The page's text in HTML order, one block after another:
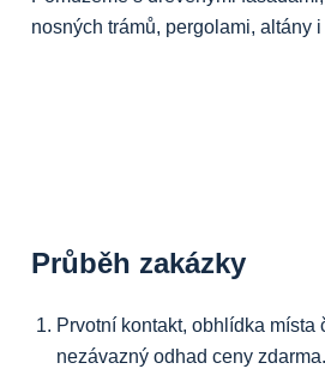
nosných trámů, pergolami, altány i
Průběh zakázky
Prvotní kontakt, obhlídka místa
nezávazný odhad ceny zdarma.